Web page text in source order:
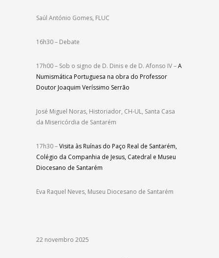
Saúl António Gomes, FLUC
16h30 – Debate
17h00 – Sob o signo de D. Dinis e de D. Afonso IV –A
Numismática Portuguesa na obra do Professor
Doutor Joaquim Veríssimo Serrão
José Miguel Noras, Historiador, CH-UL, Santa Casa
da Misericórdia de Santarém
17h30 –Visita às Ruínas do Paço Real de Santarém,
Colégio da Companhia de Jesus, Catedral e Museu
Diocesano de Santarém
Eva Raquel Neves, Museu Diocesano de Santarém
22 novembro 2025